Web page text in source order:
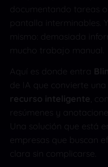
de IA que convierte
recurso inteligente ,
resúmenes y
Una solución que está
empresas que buscan
clara sin complicarse.